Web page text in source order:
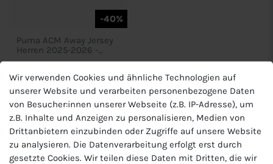
-40%
Puma ACM Away Jersey
Herren 2025-2026 -
779971
UVP 99,95 €
59,99 €
Wir verwenden Cookies und ähnliche Technologien auf
unserer Website und verarbeiten personenbezogene Daten
von Besucher:innen unserer Webseite (z.B. IP-Adresse), um
z.B. Inhalte und Anzeigen zu personalisieren, Medien von
Drittanbietern einzubinden oder Zugriffe auf unsere Website
zu analysieren. Die Datenverarbeitung erfolgt erst durch
gesetzte Cookies. Wir teilen diese Daten mit Dritten, die wir